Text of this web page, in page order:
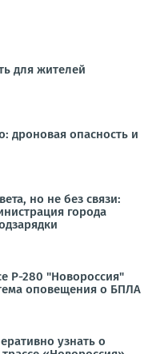
для жителей
дроновая опасность и
но не без связи:
города
Р-280 "Новороссия"
оповещения о БПЛА
узнать о